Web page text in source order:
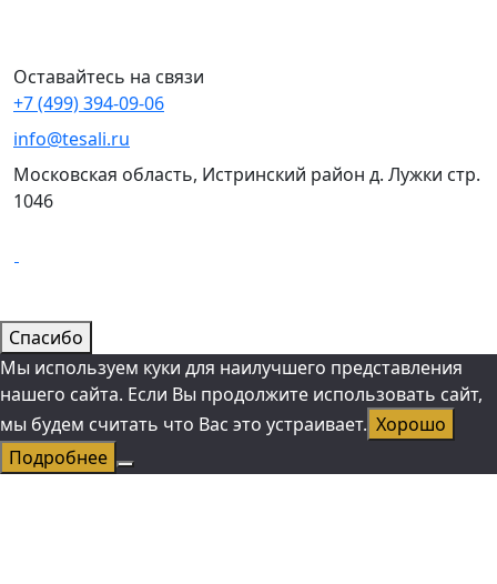
Оставайтесь на связи
+7 (499) 394-09-06
info@tesali.ru
Московская область, Истринский район д. Лужки стр.
1046
Спасибо
Мы используем куки для наилучшего представления
нашего сайта. Если Вы продолжите использовать сайт,
мы будем считать что Вас это устраивает. Хорошо
Подробнее